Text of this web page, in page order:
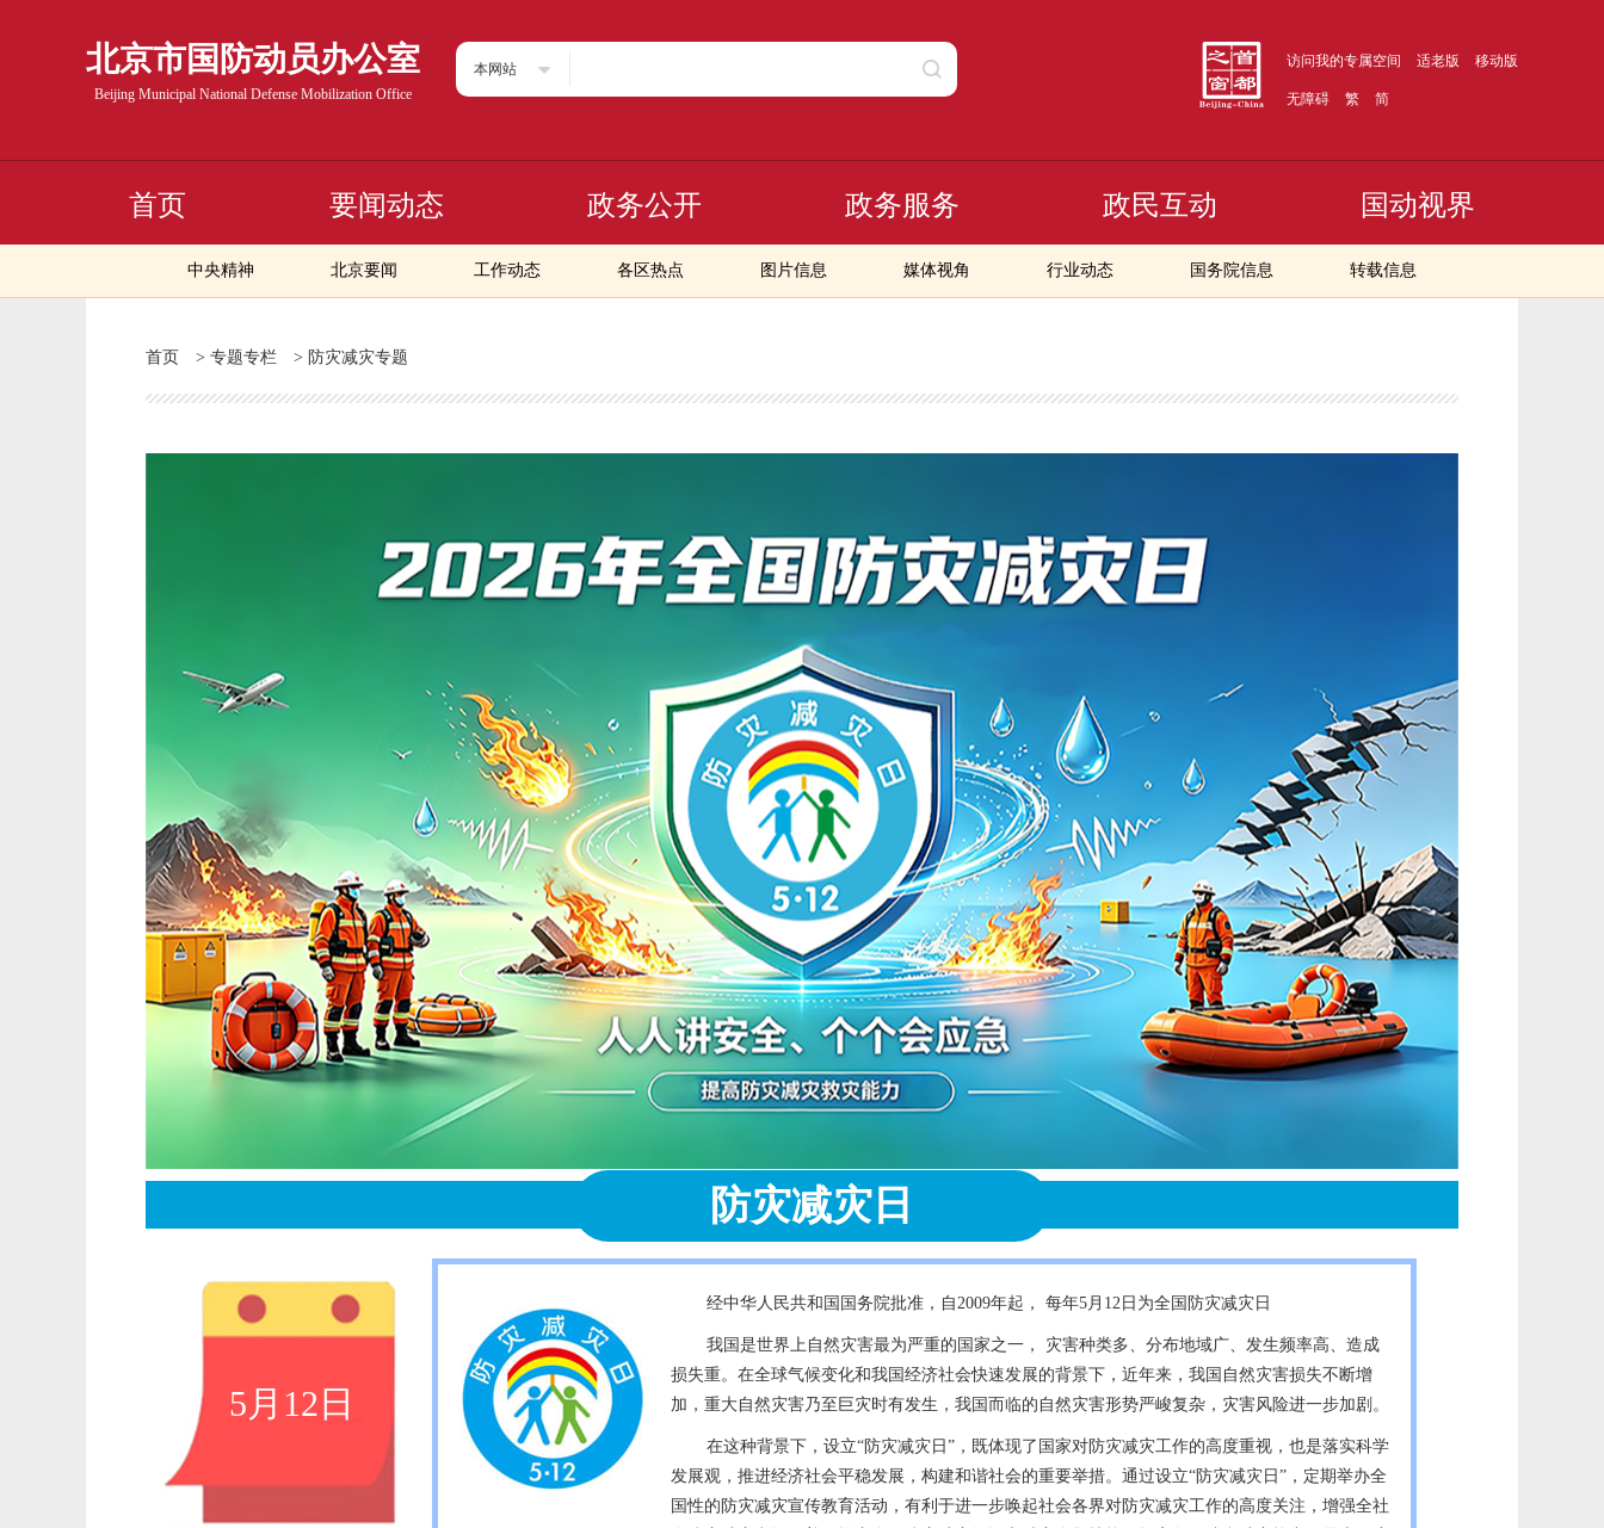
北京市国防动员办公室
Beijing Municipal National Defense Mobilization Office
本网站 访问我的专属空间 适老版 移动版
无障碍 繁 简
首页 要闻动态
中央精神 北京要闻 工作动态 各区热点 图片信息 媒体视角 行业动态 国务院信息 转载信息
政务公开 政务服务 政民互动 国动视界
首页 > 专题专栏 > 防灾减灾专题
防灾减灾日
5月12日
经中华人民共和国国务院批准，自2009年起， 每年5月12日为全国防灾减灾日
我国是世界上自然灾害最为严重的国家之一， 灾害种类多、分布地域广、发生频率高、造成
损失重。在全球气候变化和我国经济社会快速发展的背景下，近年来，我国自然灾害损失不断增
加，重大自然灾害乃至巨灾时有发生，我国而临的自然灾害形势严峻复杂，灾害风险进一步加剧。
在这种背景下，设立“防灾减灾日”，既体现了国家对防灾减灾工作的高度重视，也是落实科学
发展观，推进经济社会平稳发展，构建和谐社会的重要举措。通过设立“防灾减灾日”，定期举办全
国性的防灾减灾宣传教育活动，有利于进一步唤起社会各界对防灾减灾工作的高度关注，增强全社